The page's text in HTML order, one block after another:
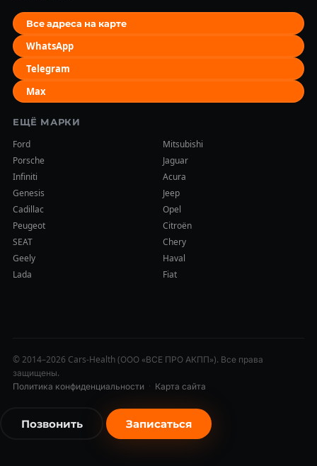
Все адреса на карте
WhatsApp
Telegram
Max
ЕЩЁ МАРКИ
Ford
Mitsubishi
Porsche
Jaguar
Infiniti
Acura
Genesis
Jeep
Cadillac
Opel
Peugeot
Citroën
SEAT
Chery
Geely
Haval
Lada
Fiat
© 2014–2026 Cars-Health (ООО «ВСЕ ПРО АКПП»). Все права
защищены.
Политика конфиденциальности · Карта сайта
Позвонить Записаться